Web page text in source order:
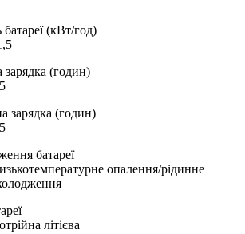
батареї (кВт/год)
(годин)
зарядка (годин)
батареї
опалення/рідинне
літієва